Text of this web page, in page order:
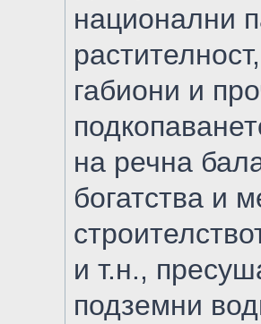
национални
габиони и
на речна
богатства и
и т.н.,
подземни